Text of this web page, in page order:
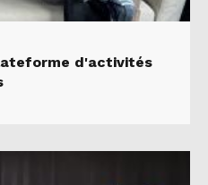
d'activités